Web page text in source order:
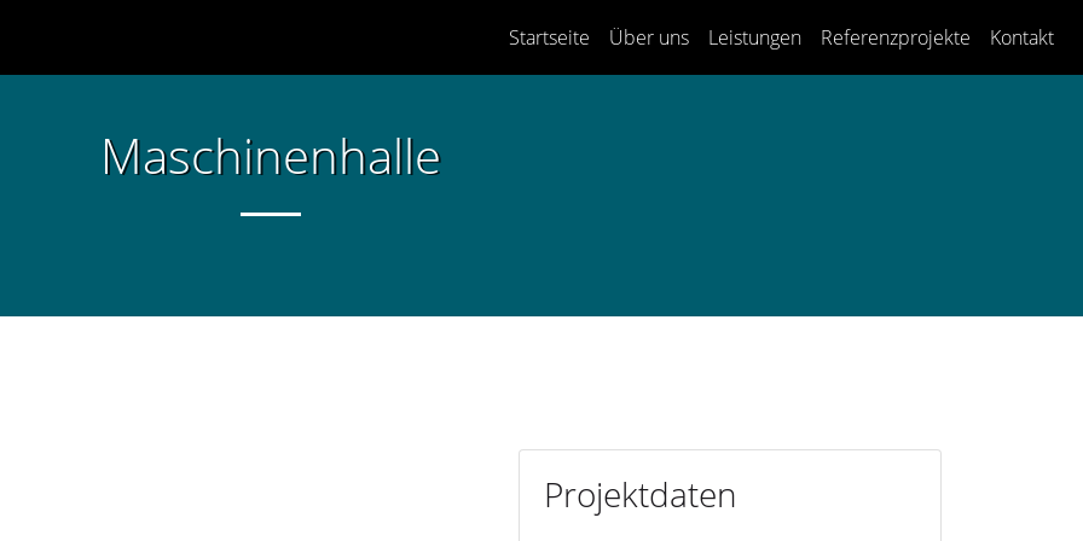
Startseite Über uns Leistungen Referenzprojekte Kontakt
Maschinenhalle
Projektdaten